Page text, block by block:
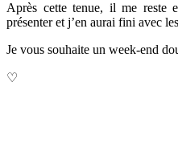
Après cette tenue, il me reste
présenter et j’en aurai fini avec
Je vous souhaite un week-end
♡